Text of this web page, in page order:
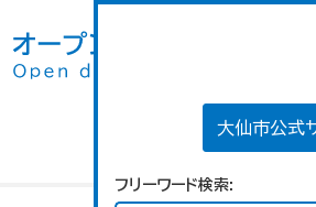
大仙市公式
フリーワード検索